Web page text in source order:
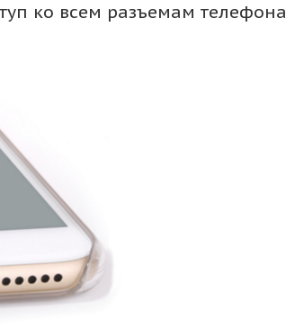
ко всем разъемам телефона